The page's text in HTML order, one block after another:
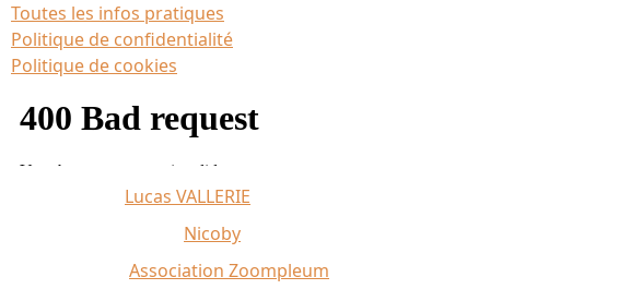
Toutes les infos pratiques
Politique de confidentialité
Politique de cookies
Lucas VALLERIE
Nicoby
Association Zoompleum